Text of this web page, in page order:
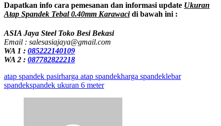
Dapatkan info cara pemesanan dan informasi update Ukuran
Atap Spandek Tebal 0.40mm Karawacidi bawah ini :
ASIA Jaya Steel Toko Besi Bekasi
Email : salesasiajaya@gmail.com
WA 1 : 085222140109
WA 2 : 087782822218
atap spandek pasirharga atap spandekharga spandeklebar
spandekspandek ukuran 6 meter